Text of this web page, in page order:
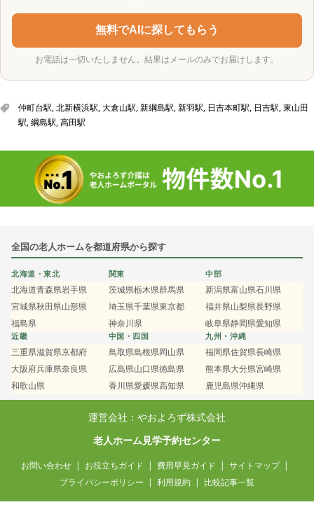
無料でAIに探してもらう
お電話は一切いたしません。結果はメールのみでお届けします。
仲町台駅,北新横浜駅,大倉山駅,新綱島駅,新羽駅, 日吉本町駅, 日吉駅,東山田
駅,綱島駅,高田駅
全国の老人ホームを都道府県から探す
北海道・東北
北海道青森県岩手県
宮城県秋田県山形県
福島県
関東
茨城県栃木県群馬県
埼玉県千葉県東京都
神奈川県
中部
新潟県富山県石川県
福井県山梨県長野県
岐阜県静岡県愛知県
近畿
三重県滋賀県京都府
大阪府兵庫県奈良県
和歌山県
中国・四国
鳥取県島根県岡山県
広島県山口県徳島県
香川県愛媛県高知県
九州・沖縄
福岡県佐賀県長崎県
熊本県大分県宮崎県
鹿児島県沖縄県
運営会社：やおよろず株式会社
老人ホーム見学予約センター
お問い合わせ お役立ちガイド 費用早見ガイド
サイトマップ
プライバシーポリシー
利用規約 比較記事一覧